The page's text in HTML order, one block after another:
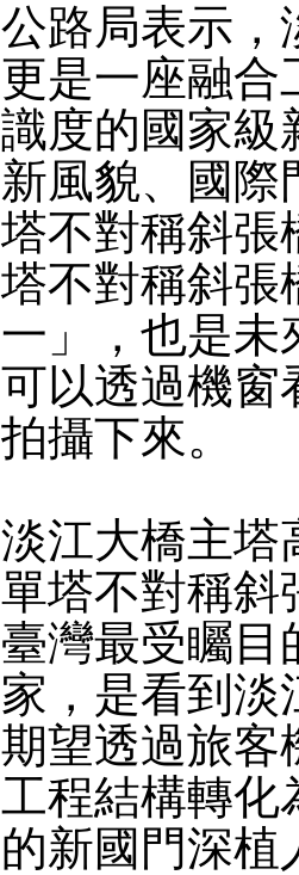
公路局表示，
更是一座融合
識度的國家級
新風貌、國際
塔不對稱斜張
塔不對稱斜張
一」，也是未
可以透過機窗
拍攝下來。
淡江大橋主塔
單塔不對稱斜
臺灣最受矚目
家，是看到淡
期望透過旅客
工程結構轉化
的新國門深植